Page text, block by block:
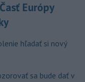
Európy
hľadať si nový
sa bude dať v